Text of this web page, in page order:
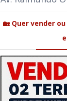
🏡 Quer vender